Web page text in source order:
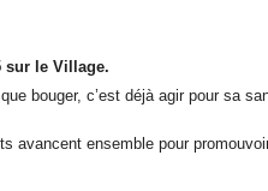
sur le Village.
bouger, c’est déjà agir pour sa
ensemble pour